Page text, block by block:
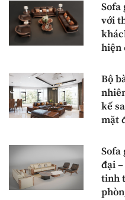
Sofa
với
hiện
Bộ
kế
mặt
Sofa
đại
tinh